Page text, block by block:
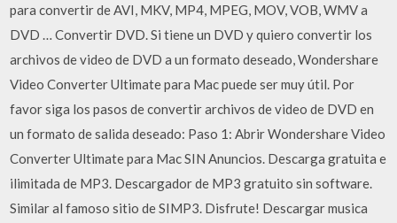
para convertir de AVI, MKV, MP4, MPEG, MOV, VOB, WMV a
DVD … Convertir DVD. Si tiene un DVD y quiero convertir los
archivos de video de DVD a un formato deseado, Wondershare
Video Converter Ultimate para Mac puede ser muy útil. Por
favor siga los pasos de convertir archivos de video de DVD en
un formato de salida deseado: Paso 1: Abrir Wondershare Video
Converter Ultimate para Mac SIN Anuncios. Descarga gratuita e
ilimitada de MP3. Descargador de MP3 gratuito sin software.
Similar al famoso sitio de SIMP3. Disfrute! Descargar musica